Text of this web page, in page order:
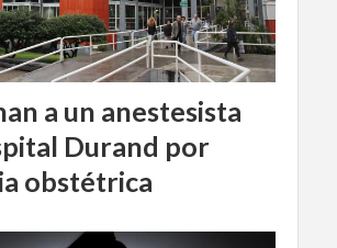
a un anestesista
Durand por
obstétrica